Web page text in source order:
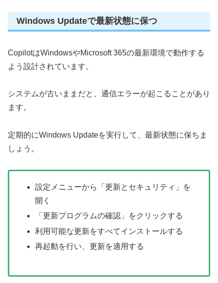
Windows Updateで最新状態に保つ
CopilotはWindowsやMicrosoft 365の最新環境で動作する
よう設計されています。
システムが古いままだと、通信エラーが起こることがあり
ます。
定期的にWindows Updateを実行して、最新状態に保ちま
しょう。
設定メニューから「更新とセキュリティ」を
開く
「更新プログラムの確認」をクリックする
利用可能な更新をすべてインストールする
再起動を行い、更新を適用する